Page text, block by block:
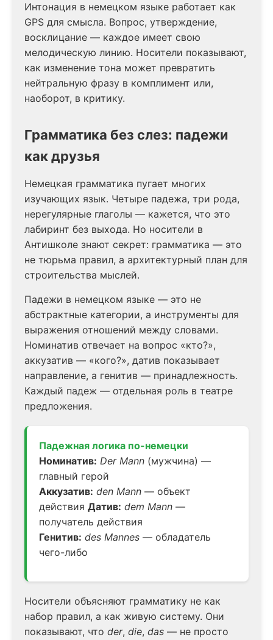
Интонация в немецком языке работает как
GPS для смысла. Вопрос, утверждение,
восклицание — каждое имеет свою
мелодическую линию. Носители показывают,
как изменение тона может превратить
нейтральную фразу в комплимент или,
наоборот, в критику.
Грамматика без слез: падежи
как друзья
Немецкая грамматика пугает многих
изучающих язык. Четыре падежа, три рода,
нерегулярные глаголы — кажется, что это
лабиринт без выхода. Но носители в
Антишколе знают секрет: грамматика — это
не тюрьма правил, а архитектурный план для
строительства мыслей.
Падежи в немецком языке — это не
абстрактные категории, а инструменты для
выражения отношений между словами.
Номинатив отвечает на вопрос «кто?»,
аккузатив — «кого?», датив показывает
направление, а генитив — принадлежность.
Каждый падеж — отдельная роль в театре
предложения.
Падежная логика по-немецки
Номинатив: Der Mann (мужчина) —
главный герой
Аккузатив: den Mann — объект
действия Датив: dem Mann —
получатель действия
Генитив: des Mannes — обладатель
чего-либо
Носители объясняют грамматику не как
набор правил, а как живую систему. Они
показывают, что der, die, das — не просто